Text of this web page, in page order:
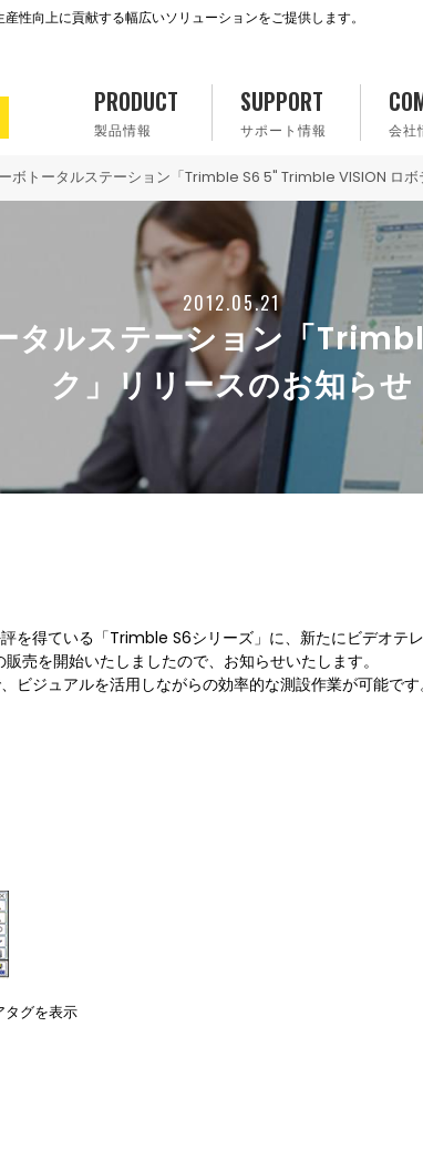
性向上に貢献する幅広いソリューションをご提供します。
PRODUCT
製品情報
SUPPORT
サポート情報 会社
ボトータルステーション「Trimble S6 5" Trimble VISION ロ
2012.05.21
タルステーション「
ク」リリースのお知らせ
を得ている「Trimble S6シリーズ」に、新たにビデオテ
売を開始いたしましたので、お知らせいたします。
ジュアルを活用しながらの効率的な測設作業が可能です
タグを表示